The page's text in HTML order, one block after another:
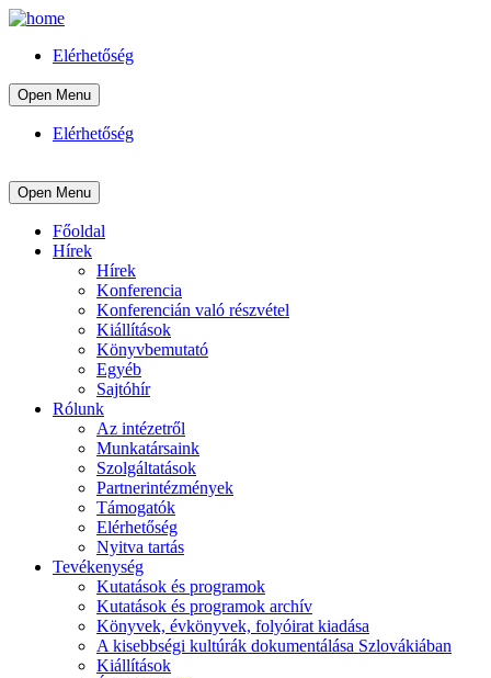
Elérhetőség
Open Menu
Elérhetőség
Open Menu
Főoldal
Hírek
Hírek
Konferencia
Konferencián való részvétel
Kiállítások
Könyvbemutató
Egyéb
Sajtóhír
Rólunk
Az intézetről
Munkatársaink
Szolgáltatások
Partnerintézmények
Támogatók
Elérhetőség
Nyitva tartás
Tevékenység
Kutatások és programok
Kutatások és programok archív
Könyvek, évkönyvek, folyóirat kiadása
A kisebbségi kultúrák dokumentálása Szlovákiában
Kiállítások